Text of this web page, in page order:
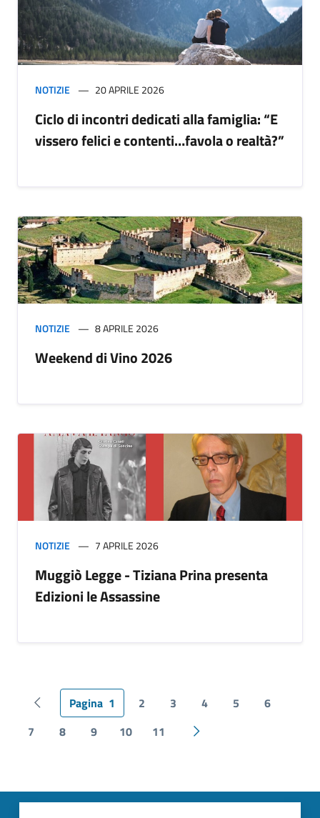
NOTIZIE 20 APRILE 2026
Ciclo di incontri dedicati alla famiglia: “E
vissero felici e contenti…favola o realtà?”
NOTIZIE 8 APRILE 2026
Weekend di Vino 2026
NOTIZIE 7 APRILE 2026
Muggiò Legge - Tiziana Prina presenta
Edizioni le Assassine
Pagina precedente
Pagina 1 2 3 4 5
6
7
8 9 10 11 Pagina successiva